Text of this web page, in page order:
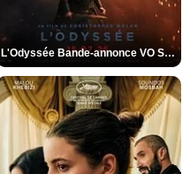
L'Odyssée Bande-annonce VO STFR